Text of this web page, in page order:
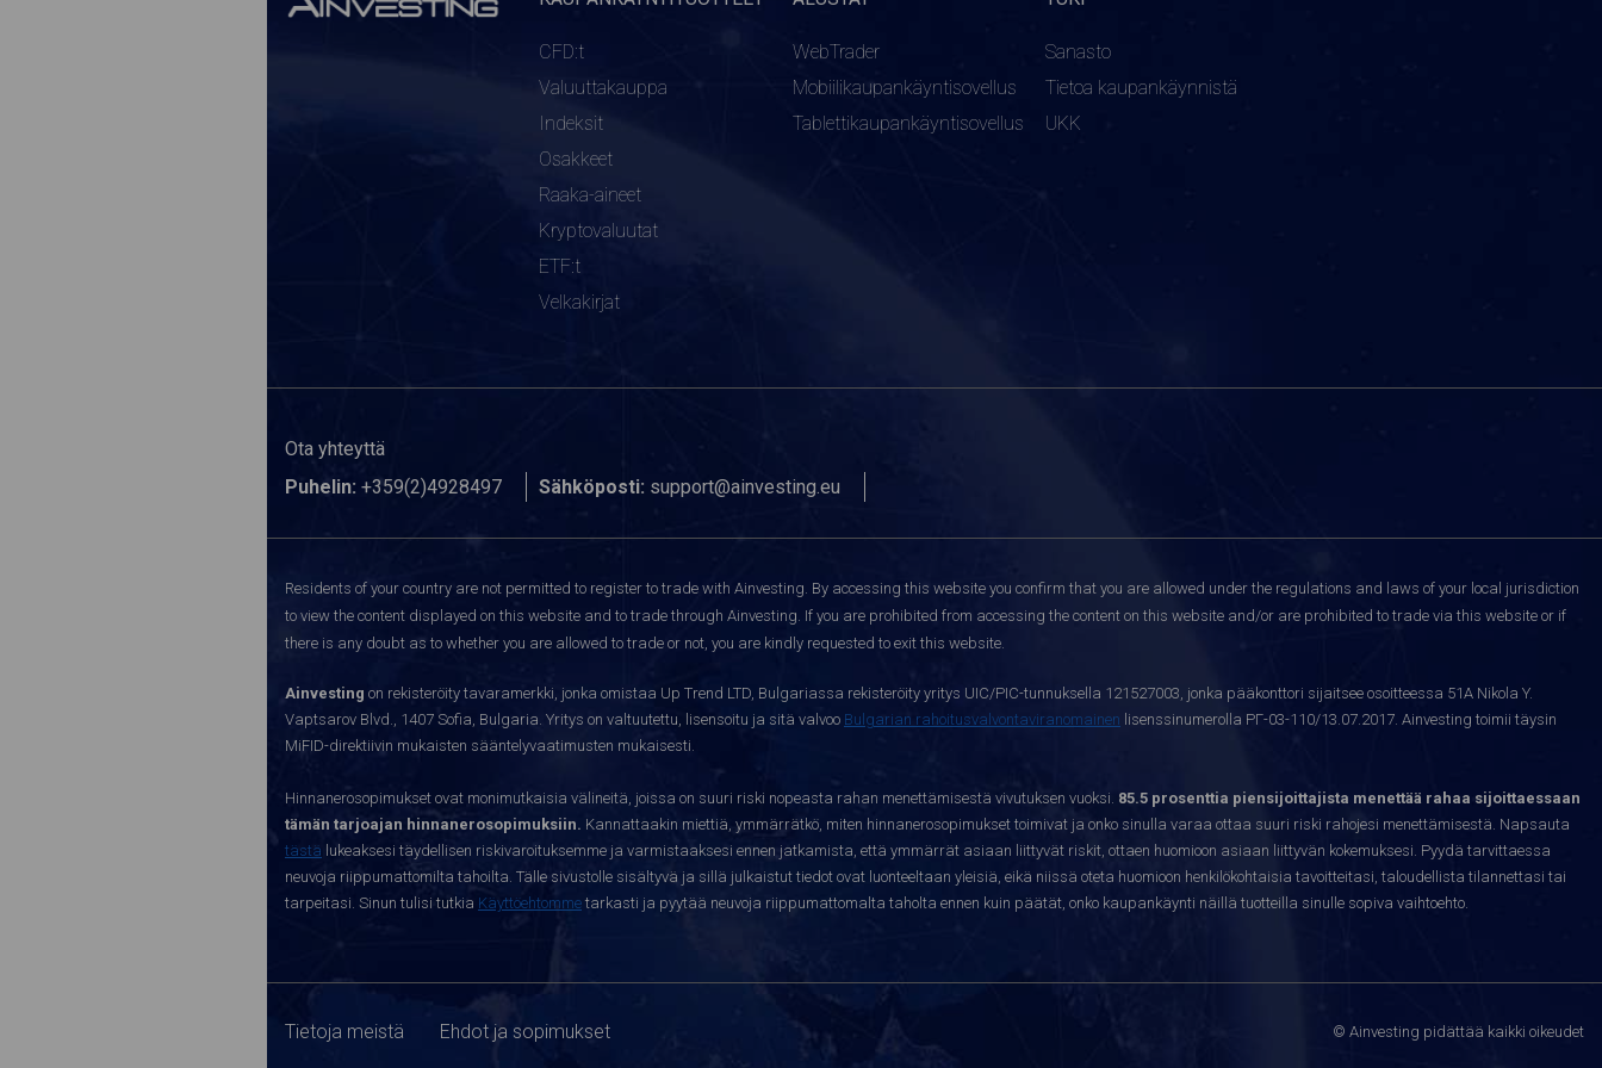
CFD:t
Valuuttakauppa
Indeksit
Osakkeet
Raaka-aineet
Kryptovaluutat
ETF:t
Velkakirjat
WebTrader
Mobiilikaupankäyntisovellus
Tablettikaupankäyntisovellus
Sanasto
Tietoa kaupankäynnistä
UKK
Ota yhteyttä
Puhelin: +359(2)4928497 Sähköposti: support@ainvesting.eu
Residents of your country are not permitted to register to trade with Ainvesting. By accessing this website you confirm that you are allowed under the regulations and laws of your local jurisdiction
to view the content displayed on this website and to trade through Ainvesting. If you are prohibited from accessing the content on this website and/or are prohibited to trade via this website or if
there is any doubt as to whether you are allowed to trade or not, you are kindly requested to exit this website.
Ainvesting on rekisteröity tavaramerkki, jonka omistaa Up Trend LTD, Bulgariassa rekisteröity yritys UIC/PIC-tunnuksella 121527003, jonka pääkonttori sijaitsee osoitteessa 51A Nikola Y.
Vaptsarov Blvd., 1407 Sofia, Bulgaria. Yritys on valtuutettu, lisensoitu ja sitä valvoo Bulgarian rahoitusvalvontaviranomainen lisenssinumerolla РГ-03-110/13.07.2017. Ainvesting toimii täysin
MiFID-direktiivin mukaisten sääntelyvaatimusten mukaisesti.
Hinnanerosopimukset ovat monimutkaisia välineitä, joissa on suuri riski nopeasta rahan menettämisestä vivutuksen vuoksi. 85.5 prosenttia piensijoittajista menettää rahaa sijoittaessaan
tämän tarjoajan hinnanerosopimuksiin. Kannattaakin miettiä, ymmärrätkö, miten hinnanerosopimukset toimivat ja onko sinulla varaa ottaa suuri riski rahojesi menettämisestä. Napsauta
tästä lukeaksesi täydellisen riskivaroituksemme ja varmistaaksesi ennen jatkamista, että ymmärrät asiaan liittyvät riskit, ottaen huomioon asiaan liittyvän kokemuksesi. Pyydä tarvittaessa
neuvoja riippumattomilta tahoilta. Tälle sivustolle sisältyvä ja sillä julkaistut tiedot ovat luonteeltaan yleisiä, eikä niissä oteta huomioon henkilökohtaisia tavoitteitasi, taloudellista tilannettasi tai
tarpeitasi. Sinun tulisi tutkia Käyttöehtomme tarkasti ja pyytää neuvoja riippumattomalta taholta ennen kuin päätät, onko kaupankäynti näillä tuotteilla sinulle sopiva vaihtoehto.
Tietoja meistä Ehdot ja sopimukset © Ainvesting pidättää kaikki oikeudet